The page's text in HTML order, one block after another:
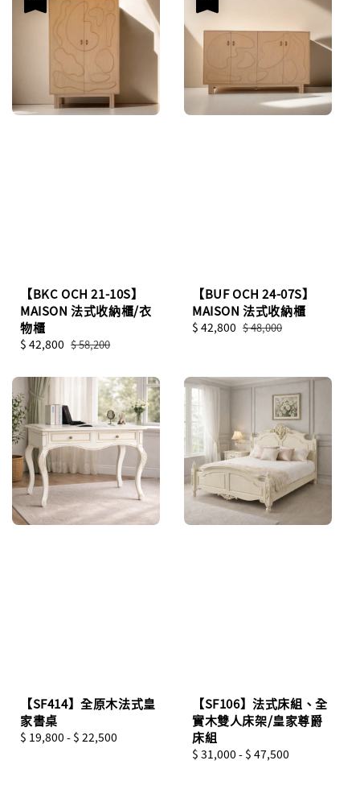
【BKC OCH 21-10S】
MAISON 法式收納櫃/衣
物櫃
Sale
$ 42,800 Regular
$ 58,200
【BUF OCH 24-07S】
MAISON 法式收納櫃
Sale
$ 42,800 Regular
$ 48,000
【SF414】全原木法式皇
家書桌
Regular
$ 19,800 - $ 22,500
【SF106】法式床組、全
實木雙人床架/皇家尊爵
床組
Regular
$ 31,000 - $ 47,500